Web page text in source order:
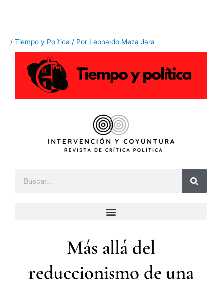
/Tiempo y Política / Por Leonardo Meza Jara
Más allá del
reduccionismo de una